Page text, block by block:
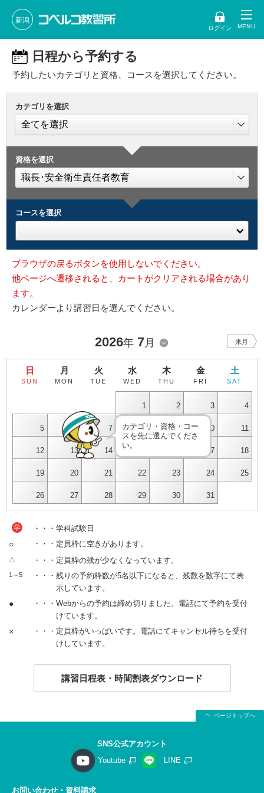
新潟
ログイン
日程から予約する
予約したいカテゴリと資格、コースを選択してください。
カテゴリを選択
資格を選択
コースを選択
ブラウザの戻るボタンを使用しないでください。
他ページへ遷移されると、カートがクリアされる場合があり
ます。
カレンダーより講習日を選んでください。
2026年 7月 来月
日
SUN
月
MON
火
TUE
水
WED
木
THU
金
FRI
土
SAT
1 2 3 4
5 6 7 8 9 10 11
12 13 14 17 18
19 20 21 22 23 24 25
26 27 28 29 30 31
カテゴリ・資格・コー
スを先に選んでくださ
い。
学 ・・・学科試験日
○ ・・・定員枠に空きがあります。
△ ・・・定員枠の残が少なくなっています。
1～5
・・・残りの予約枠数が5名以下になると、残数を数字にて表
示しています。
●
・・・Webからの予約は締め切りました。電話にて予約を受付
けています。
×
・・・定員枠がいっぱいです。電話にてキャンセル待ちを受付
けしています。
講習日程表・時間割表ダウンロード
ページトップへ
SNS公式アカウント
Youtube
LINE
お問い合わせ・資料請求